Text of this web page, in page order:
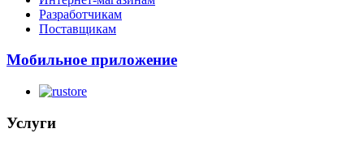
Разработчикам
Поставщикам
Мобильное приложение
Услуги